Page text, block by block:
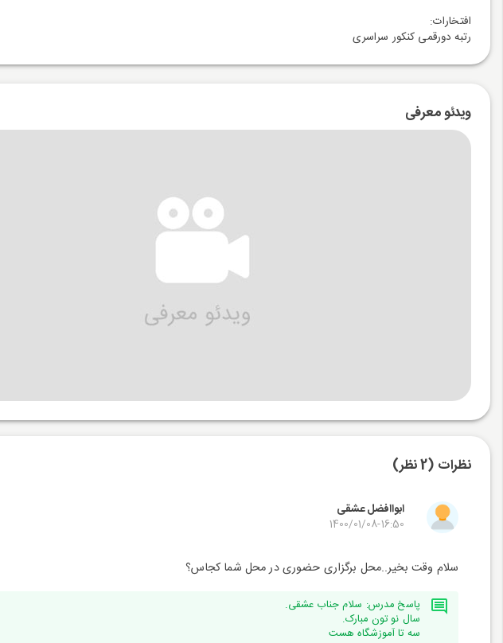
افتخارات:
رتبه دورقمی کنکور سراسری
ویدئو معرفی
نظرات (2 نظر)
ابواافضل عشقی
1400/01/08-16:50
سلام وقت بخیر..محل برگزاری حضوری در محل شما کجاس؟
پاسخ مدرس: سلام جناب عشقی.
سال نو تون مبارک.
سه تا آموزشگاه هست